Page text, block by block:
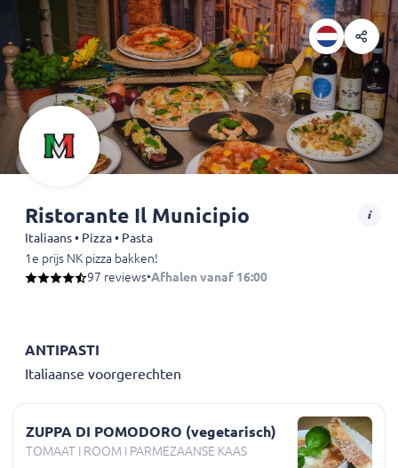
Ristorante Il Municipio
Italiaans • Pizza • Pasta
1e prijs NK pizza bakken!
Sushi & Italiaans:https://www.bistroo.nl/l/WTHDR
97 reviews•Afhalen vanaf 16:00
ANTIPASTI
Italiaanse voorgerechten
ZUPPA DI POMODORO (vegetarisch)
TOMAAT I ROOM I PARMEZAANSE KAAS